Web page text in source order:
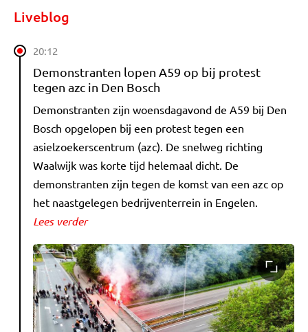
Liveblog
20:12
Demonstranten lopen A59 op bij protest
tegen azc in Den Bosch
Demonstranten zijn woensdagavond de A59 bij Den
Bosch opgelopen bij een protest tegen een
asielzoekerscentrum (azc). De snelweg richting
Waalwijk was korte tijd helemaal dicht. De
demonstranten zijn tegen de komst van een azc op
het naastgelegen bedrijventerrein in Engelen.
Lees verder